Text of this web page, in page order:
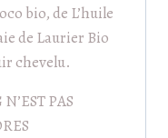
bio, de L’huile
de Laurier Bio
chevelu.
PAS